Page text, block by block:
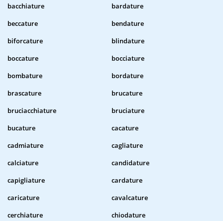
bacchiature
bardature
beccature
bendature
biforcature
blindature
boccature
bocciature
bombature
bordature
brascature
brucature
bruciacchiature
bruciature
bucature
cacature
cadmiature
cagliature
calciature
candidature
capigliature
cardature
caricature
cavalcature
cerchiature
chiodature